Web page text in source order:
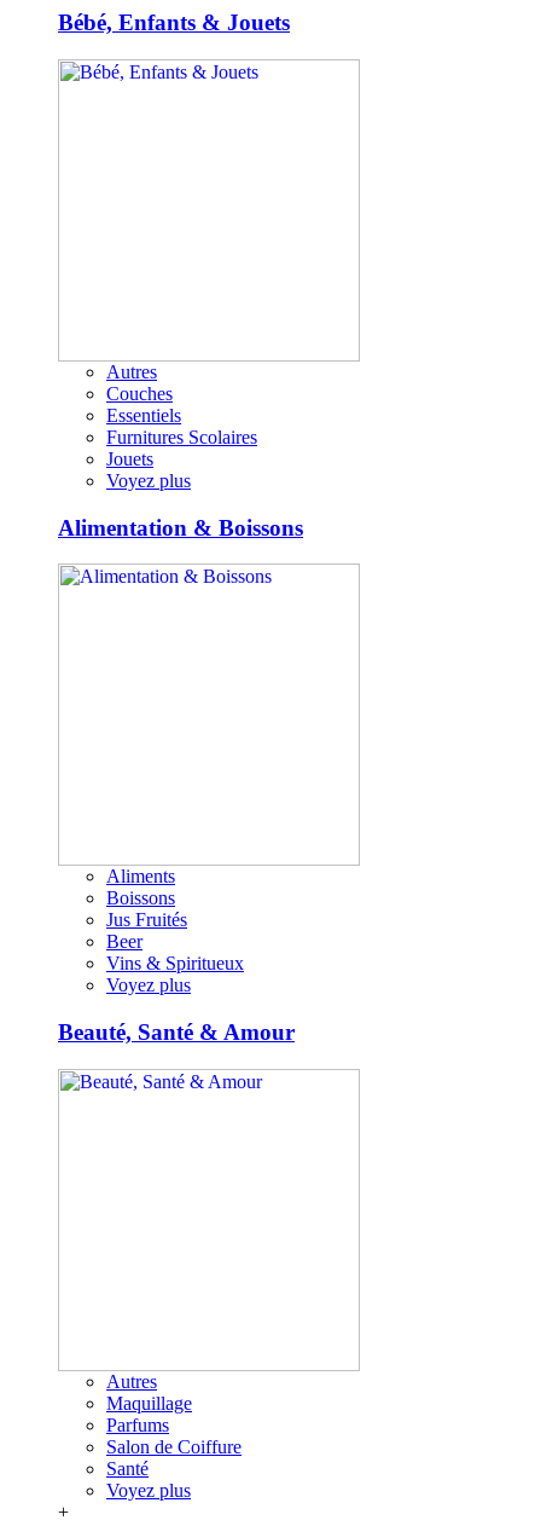
Bébé, Enfants & Jouets
Autres
Couches
Essentiels
Furnitures Scolaires
Jouets
Voyez plus
Alimentation & Boissons
Aliments
Boissons
Jus Fruités
Beer
Vins & Spiritueux
Voyez plus
Beauté, Santé & Amour
Autres
Maquillage
Parfums
Salon de Coiffure
Santé
Voyez plus
+